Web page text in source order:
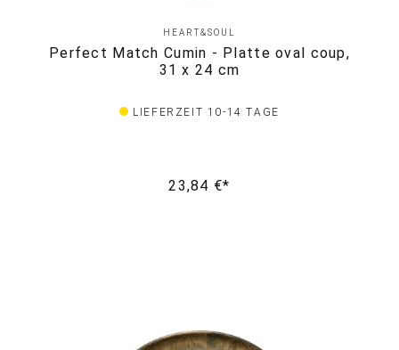
HEART&SOUL
Perfect Match Cumin - Platte oval coup,
31 x 24 cm
LIEFERZEIT 10-14 TAGE
23,84 €*